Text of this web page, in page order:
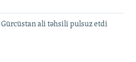
Gürcüstan ali təhsili pulsuz etdi